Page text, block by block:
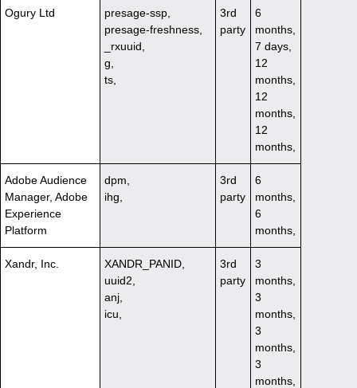
Ogury Ltd
presage-ssp,
presage-freshness,
_rxuuid,
g,
ts,
3rd
party
6
months,
7 days,
12
months,
12
months,
12
months,
Adobe Audience
Manager, Adobe
Experience
Platform
dpm,
ihg,
3rd
party
6
months,
6
months,
Xandr, Inc.
XANDR_PANID,
uuid2,
anj,
icu,
3rd
party
3
months,
3
months,
3
months,
3
months,